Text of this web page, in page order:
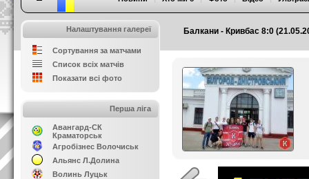
Балкани - Кривбас 8:0
Налаштування галереї
Сортування за матчами
Список всіх матчів
Показати всі фото
Перша ліга
Авангард-СК
Краматорськ
Агробізнес Волочиськ
Альянс Л.Долина
Волинь Луцьк